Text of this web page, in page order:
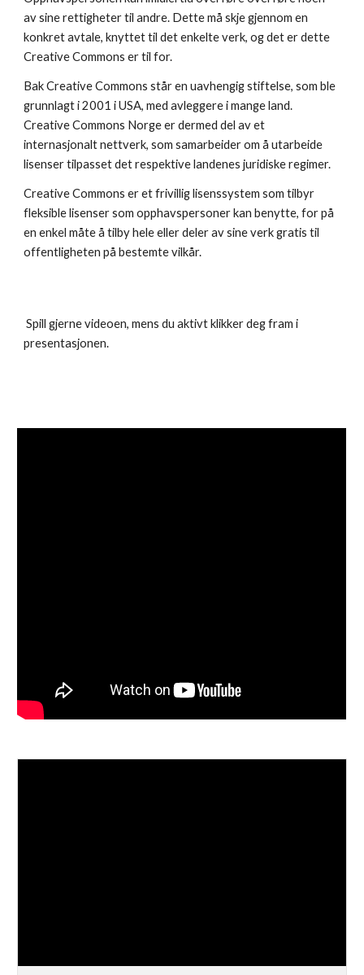
av sine rettigheter til andre. Dette må skje gjennom en
konkret avtale, knyttet til det enkelte verk, og det er dette
Creative Commons er til for.
Bak Creative Commons står en uavhengig stiftelse, som ble
grunnlagt i 2001 i USA, med avleggere i mange land.
Creative Commons Norge er dermed del av et
internasjonalt nettverk, som samarbeider om å utarbeide
lisenser tilpasset det respektive landenes juridiske regimer.
Creative Commons er et frivillig lisenssystem som tilbyr
fleksible lisenser som opphavspersoner kan benytte, for på
en enkel måte å tilby hele eller deler av sine verk gratis til
offentligheten på bestemte vilkår.
Spill gjerne videoen, mens du aktivt klikker deg fram i
presentasjonen.